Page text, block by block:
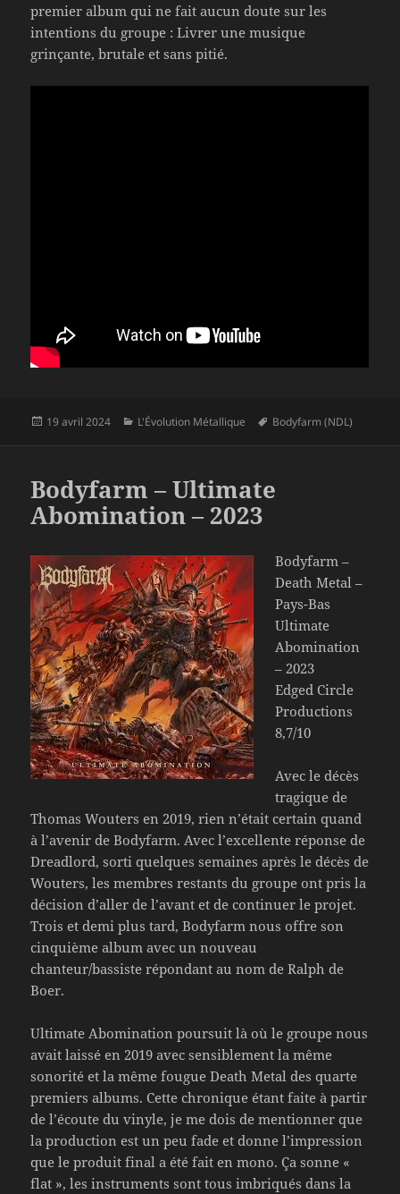
premier album qui ne fait aucun doute sur les
intentions du groupe : Livrer une musique
grinçante, brutale et sans pitié.
Publié
19 avril 2024 Catégories
L'Évolution Métallique
Mots-
Bodyfarm (NDL)
Bodyfarm – Ultimate
Abomination – 2023
Bodyfarm –
Death Metal –
Pays-Bas
Ultimate
Abomination
– 2023
Edged Circle
Productions
8,7/10
Avec le décès
tragique de
Thomas Wouters en 2019, rien n’était certain quand
à l’avenir de Bodyfarm. Avec l’excellente réponse de
Dreadlord, sorti quelques semaines après le décès de
Wouters, les membres restants du groupe ont pris la
décision d’aller de l’avant et de continuer le projet.
Trois et demi plus tard, Bodyfarm nous offre son
cinquième album avec un nouveau
chanteur/bassiste répondant au nom de Ralph de
Boer.
Ultimate Abomination poursuit là où le groupe nous
avait laissé en 2019 avec sensiblement la même
sonorité et la même fougue Death Metal des quarte
premiers albums. Cette chronique étant faite à partir
de l’écoute du vinyle, je me dois de mentionner que
la production est un peu fade et donne l’impression
que le produit final a été fait en mono. Ça sonne «
flat », les instruments sont tous imbriqués dans la